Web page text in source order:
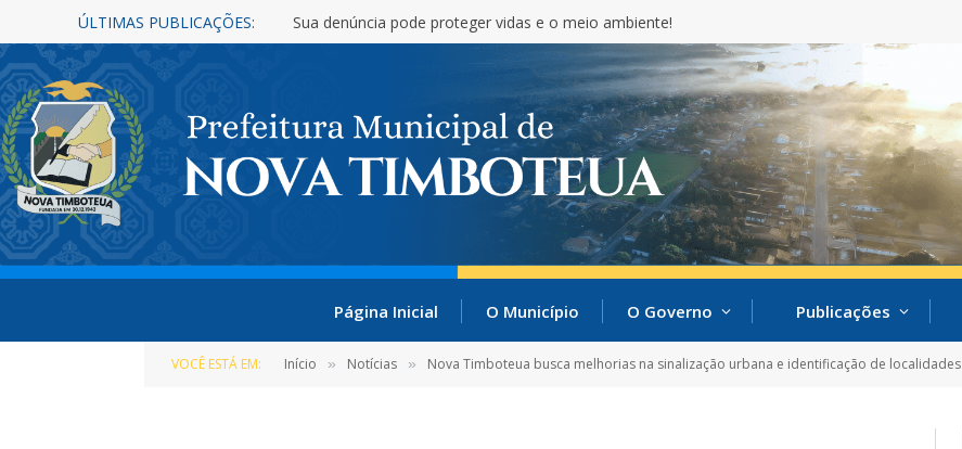
ÚLTIMAS PUBLICAÇÕES: Sua denúncia pode proteger vidas e o meio ambiente!
Página Inicial O Município O Governo Publicações
VOCÊ ESTÁ EM: Início » Notícias » Nova Timboteua busca melhorias na sinalização urbana e identificação de localidades